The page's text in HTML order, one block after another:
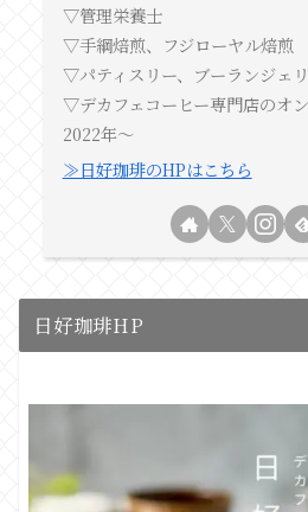
▽管理栄養士
▽手綱焙煎、フジローヤル焙煎
▽パティスリー、ブーランジェ
▽デカフェコーヒー専門店のオ
2022年〜
≫日好珈琲のHPはこちら
日好珈琲HP